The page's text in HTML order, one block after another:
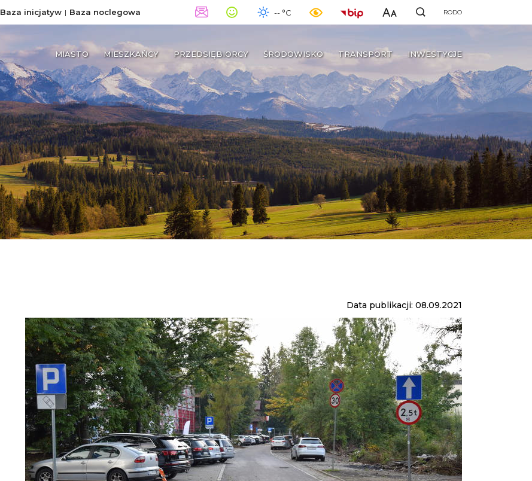
Baza inicjatyw Baza noclegowa -- °C RODO
MIASTO MIESZKAŃCY PRZEDSIĘBIORCY ŚRODOWISKO TRANSPORT INWESTYCJE
Data publikacji: 08.09.2021